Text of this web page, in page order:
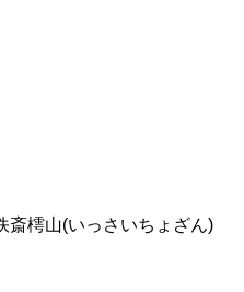
斎樗山(いっさいちょざん)